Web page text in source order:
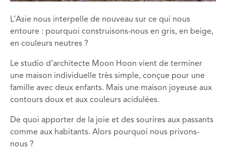
L’Asie nous interpelle de nouveau sur ce qui nous
entoure : pourquoi construisons-nous en gris, en beige,
en couleurs neutres ?
Le studio d’architecte Moon Hoon vient de terminer
une maison individuelle très simple, conçue pour une
famille avec deux enfants. Mais une maison joyeuse aux
contours doux et aux couleurs acidulées.
De quoi apporter de la joie et des sourires aux passants
comme aux habitants. Alors pourquoi nous privons-
nous ?